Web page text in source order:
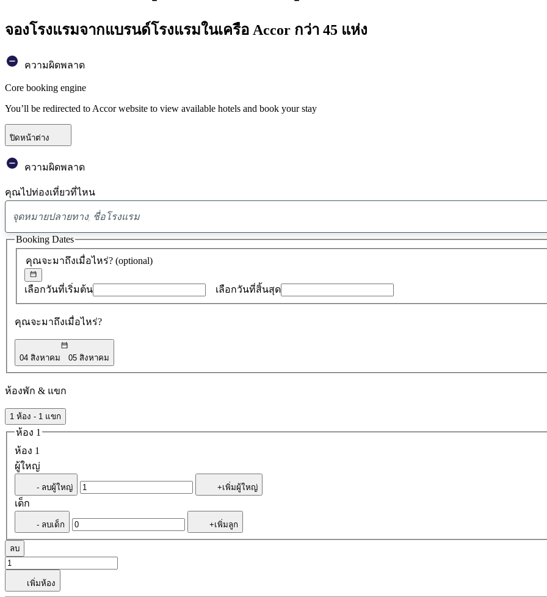
จองโรงแรมจากแบรนด์โรงแรมในเครือ Accor กว่า 45 แห่ง
ความผิดพลาด
Core booking engine
You’ll be redirected to Accor website to view available hotels and book your stay
ปิดหน้าต่าง
ความผิดพลาด
คุณไปท่องเที่ยวที่ไหน
ข้อ
เสนอ
คุณจะมาถึงเมื่อไหร่? (optional)
เลือกวันที่เริ่มต้น เลือกวันที่สิ้นสุด
คุณจะมาถึงเมื่อไหร่?
04 สิงหาคม 05 สิงหาคม
Booking Dates
ห้องพัก & แขก
1 ห้อง - 1 แขก
ห้อง 1
ห้อง 1
ผู้ใหญ่
- ลบผู้ใหญ่ +เพิ่มผู้ใหญ่
เด็ก
- ลบเด็ก +เพิ่มลูก
ลบ
เพิ่มห้อง